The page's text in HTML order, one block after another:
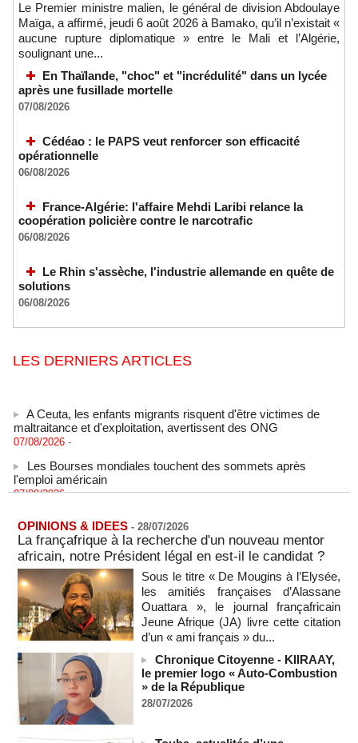
Le Premier ministre malien, le général de division Abdoulaye
Maïga, a affirmé, jeudi 6 août 2026 à Bamako, qu’il n’existait «
aucune rupture diplomatique » entre le Mali et l’Algérie,
soulignant une...
En Thaïlande, "choc" et "incrédulité" dans un lycée
après une fusillade mortelle
07/08/2026
Cédéao : le PAPS veut renforcer son efficacité
opérationnelle
06/08/2026
France-Algérie: l'affaire Mehdi Laribi relance la
coopération policière contre le narcotrafic
06/08/2026
Le Rhin s'assèche, l'industrie allemande en quête de
solutions
06/08/2026
LES DERNIERS ARTICLES
maltraitance et d'exploitation, avertissent des ONG
07/08/2026 -
l'emploi américain
07/08/2026 -
Alassane Ouattara appelle à la contribution de toutes les forces
vives de la nation
07/08/2026 -
Polémique à l’Assemblée nationale : Yaël Braun-Pivet se dit
"dépassée" par les critiques concernant le nouveau pavillon
07/08/2026 -
Depuis le « cessez-le-feu » à Gaza, les forces israéliennes
ont tué 300 enfants palestiniens (UNICEF)
07/08/2026 -
Guinée-Bissau - Première visite de la médiation sénégalaise
après le sommet de la Cedeao
07/08/2026 -
Bénin: Patrice Talon élu président du Sénat, moins de trois
OPINIONS & IDEES - 28/07/2026
La françafrique à la recherche d'un nouveau mentor
africain, notre Président légal en est-il le candidat ?
Sous le titre « De Mougins à l’Elysée,
les amitiés françaises d’Alassane
Ouattara », le journal françafricain
Jeune Afrique (JA) livre cette citation
d’un « ami français » du...
Chronique Citoyenne - KIIRAAY,
le premier logo « Auto-Combustion
» de la République
28/07/2026